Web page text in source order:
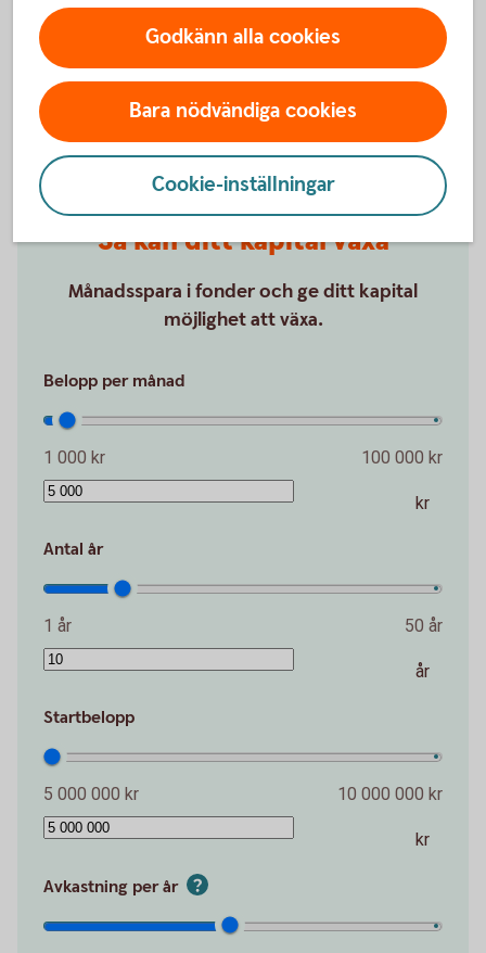
förmögenhet utifrån dina mål.
Private Banking – bli kontaktad
Så kan ditt kapital växa
Månadsspara i fonder och ge ditt kapital
möjlighet att växa.
Belopp per månad
1 000 kr 100 000 kr
kr
Antal år
1 år 50 år
år
Startbelopp
5 000 000 kr 10 000 000 kr
kr
Avkastning per år
Godkänn alla cookies
Bara nödvändiga cookies
Cookie-inställningar